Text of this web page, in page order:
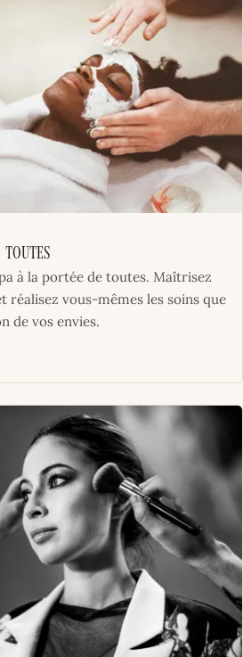
toutes
à la portée de toutes. Maîtrisez
réalisez vous-mêmes les soins que
de vos envies.